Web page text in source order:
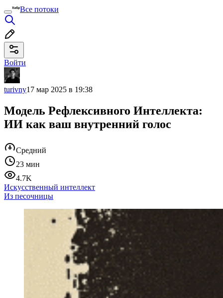
Все потоки
Войти
turivny17 мар 2025 в 19:38
Модель Рефлексивного Интеллекта:
ИИ как ваш внутренний голос
Средний
23 мин
4.7K
Искусственный интеллект
Из песочницы